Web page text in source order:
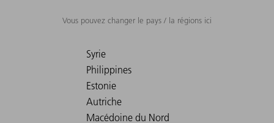
Vous pouvez changer le pays / la régions ici